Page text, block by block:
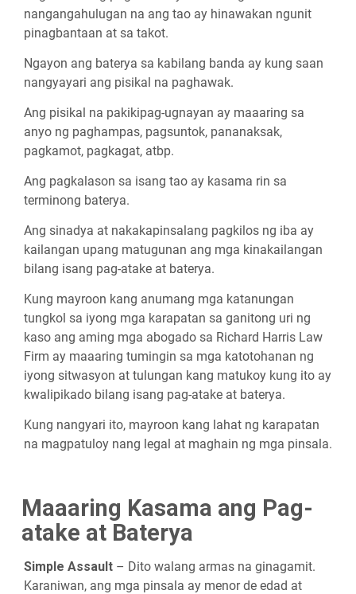
nangangahulugan na ang tao ay hinawakan ngunit
pinagbantaan at sa takot.
Ngayon ang baterya sa kabilang banda ay kung saan
nangyayari ang pisikal na paghawak.
Ang pisikal na pakikipag-ugnayan ay maaaring sa
anyo ng paghampas, pagsuntok, pananaksak,
pagkamot, pagkagat, atbp.
Ang pagkalason sa isang tao ay kasama rin sa
terminong baterya.
Ang sinadya at nakakapinsalang pagkilos ng iba ay
kailangan upang matugunan ang mga kinakailangan
bilang isang pag-atake at baterya.
Kung mayroon kang anumang mga katanungan
tungkol sa iyong mga karapatan sa ganitong uri ng
kaso ang aming mga abogado sa Richard Harris Law
Firm ay maaaring tumingin sa mga katotohanan ng
iyong sitwasyon at tulungan kang matukoy kung ito ay
kwalipikado bilang isang pag-atake at baterya.
Kung nangyari ito, mayroon kang lahat ng karapatan
na magpatuloy nang legal at maghain ng mga pinsala.
Maaaring Kasama ang Pag-
atake at Baterya
Simple Assault – Dito walang armas na ginagamit.
Karaniwan, ang mga pinsala ay menor de edad at